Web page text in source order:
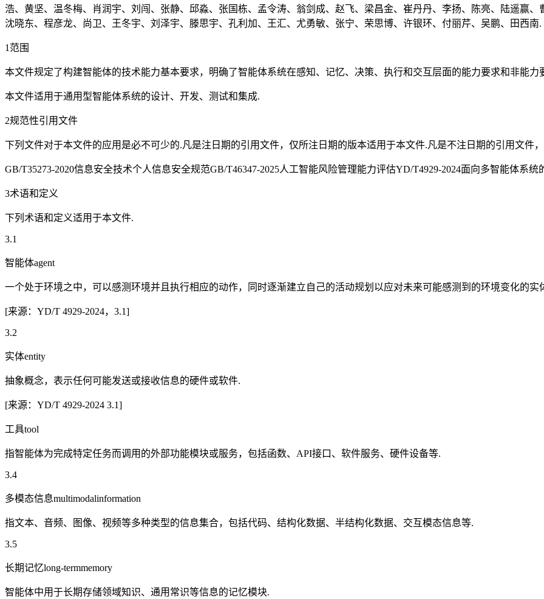
浩、黄坚、温冬梅、肖润宇、刘闯、张静、邱淼、张国栋、孟令涛、翁剑成、赵飞、梁昌金、崔丹丹、李扬、陈亮、陆遥赢
沈晓东、程彦龙、尚卫、王冬宇、刘泽宇、滕思宇、孔利加、王汇、尤勇敏、张宁、荣思博、许银环、付丽芹、吴鹏、田西南.
1范围
本文件规定了构建智能体的技术能力基本要求，明确了智能体系统在感知、记忆、决策、执行和交互层面的能力要求和非能力
本文件适用于通用型智能体系统的设计、开发、测试和集成.
2规范性引用文件
下列文件对于本文件的应用是必不可少的.凡是注日期的引用文件，仅所注日期的版本适用于本文件.凡是不注日期的引用文件
GB/T35273-2020信息安全技术个人信息安全规范GB/T46347-2025人工智能风险管理能力评估YD/T4929-2024面向多智能体系
3术语和定义
下列术语和定义适用于本文件.
3.1
智能体agent
一个处于环境之中，可以感测环境并且执行相应的动作，同时逐渐建立自己的活动规划以应对未来可能感测到的环境变化的实
[来源：YD/T 4929-2024，3.1]
3.2
实体entity
抽象概念，表示任何可能发送或接收信息的硬件或软件.
[来源：YD/T 4929-2024 3.1]
工具tool
指智能体为完成特定任务而调用的外部功能模块或服务，包括函数、API接口、软件服务、硬件设备等.
3.4
多模态信息multimodalinformation
指文本、音频、图像、视频等多种类型的信息集合，包括代码、结构化数据、半结构化数据、交互模态信息等.
3.5
长期记忆long-termmemory
智能体中用于长期存储领域知识、通用常识等信息的记忆模块.